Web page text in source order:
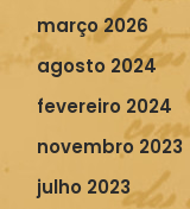
março 2026
agosto 2024
fevereiro 2024
novembro 2023
julho 2023